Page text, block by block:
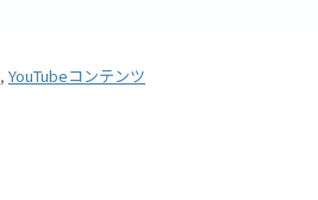
, YouTubeコンテンツ